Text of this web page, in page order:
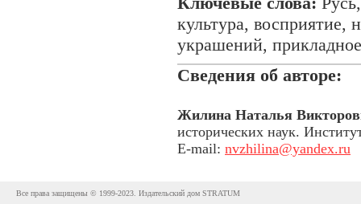
культура, восприятие,
украшений,
Сведения об авторе:
Жилина Наталья
исторических наук.
E-mail: nvzhilina@yandex.ru
Все права защищены © 1999-2023. Издательский дом STRATUM